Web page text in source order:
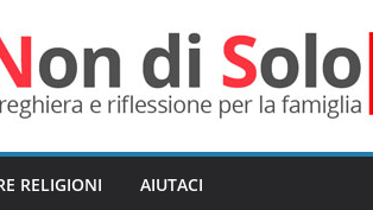
RELIGIONI AIUTACI